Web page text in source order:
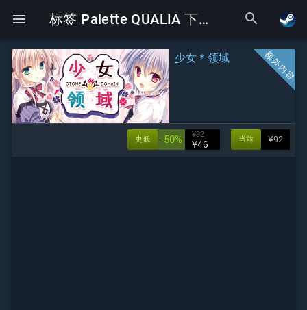
menu 标签 Palette QUALIA 下的Galgame search
少女＊领域
¥92
当前
-50% ¥92
¥46
史低